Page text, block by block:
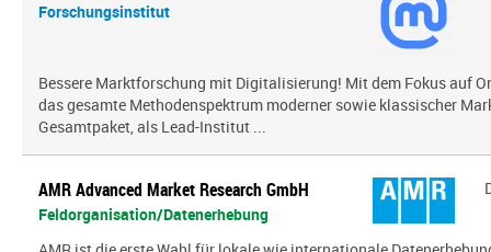
Forschungsinstitut
Bessere Marktforschung mit Digitalisierung! Mit dem Fokus auf
das gesamte Methodenspektrum moderner sowie klassischer
Gesamtpaket, als Lead-Institut ...
AMR Advanced Market Research GmbH
Feldorganisation/Datenerhebung